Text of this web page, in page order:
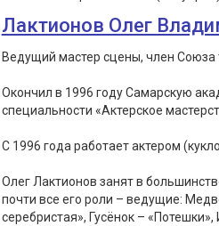
Лактионов Олег
Ведущий мастер сцены, член Союза
Окончил в 1996 году Самарскую
специальности «Актерское
С 1996 года работает актером
Олег Лактионов занят в
почти все его роли – ведущие:
серебристая», Гусёнок –